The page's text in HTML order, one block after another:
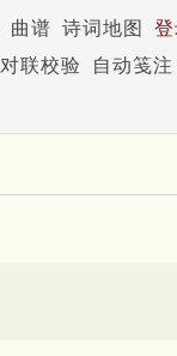
曲谱 诗词地图
对联校验
自动笺注